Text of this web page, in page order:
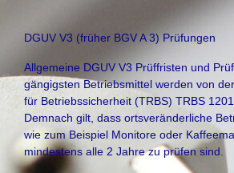
DGUV V3 (früher BGV A 3) Prüfungen
Allgemeine DGUV V3 Prüffristen und
gängigsten Betriebsmittel werden von
für Betriebssicherheit (TRBS) TRBS
Demnach gilt, dass ortsveränderliche
wie zum Beispiel Monitore oder
mindestens alle 2 Jahre zu prüfen sind.